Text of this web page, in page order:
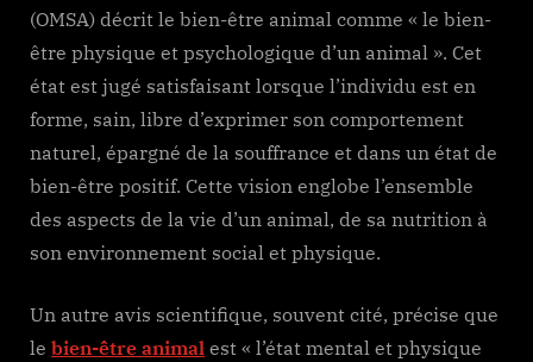
(OMSA) décrit le bien-être animal comme « le bien-
être physique et psychologique d’un animal ». Cet
état est jugé satisfaisant lorsque l’individu est en
forme, sain, libre d’exprimer son comportement
naturel, épargné de la souffrance et dans un état de
bien-être positif. Cette vision englobe l’ensemble
des aspects de la vie d’un animal, de sa nutrition à
son environnement social et physique.
Un autre avis scientifique, souvent cité, précise que
le bien-être animal est « l’état mental et physique